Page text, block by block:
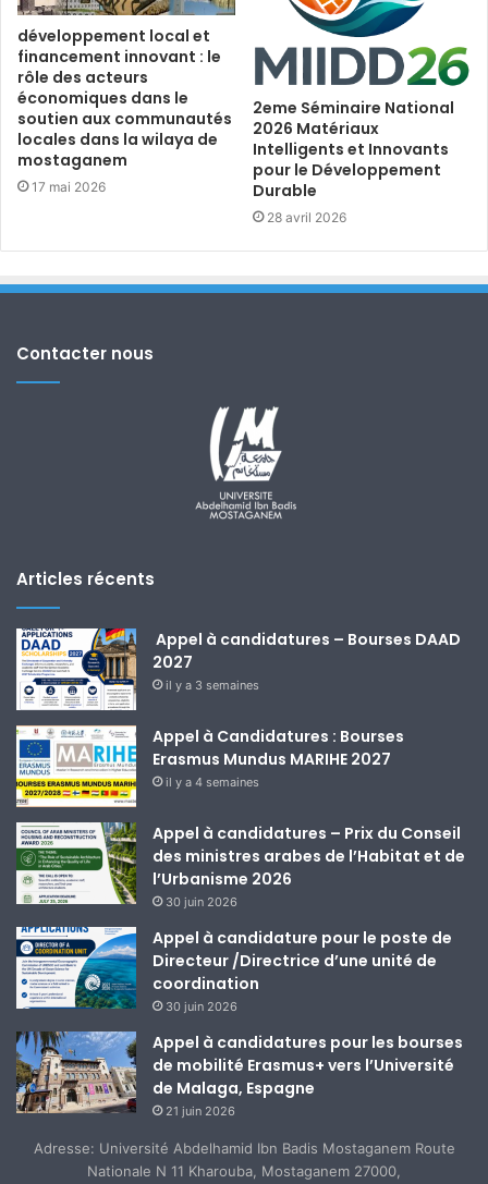
développement local et
financement innovant : le
rôle des acteurs
économiques dans le
soutien aux communautés
locales dans la wilaya de
mostaganem
17 mai 2026
2eme Séminaire National
2026 Matériaux
Intelligents et Innovants
pour le Développement
Durable
28 avril 2026
Contacter nous
Articles récents
Appel à candidatures – Bourses DAAD
2027
il y a 3 semaines
Appel à Candidatures : Bourses
Erasmus Mundus MARIHE 2027
il y a 4 semaines
Appel à candidatures – Prix du Conseil
des ministres arabes de l’Habitat et de
l’Urbanisme 2026
30 juin 2026
Appel à candidature pour le poste de
Directeur /Directrice d’une unité de
coordination
30 juin 2026
Appel à candidatures pour les bourses
de mobilité Erasmus+ vers l’Université
de Malaga, Espagne
21 juin 2026
Adresse: Université Abdelhamid Ibn Badis Mostaganem Route
Nationale N 11 Kharouba, Mostaganem 27000,